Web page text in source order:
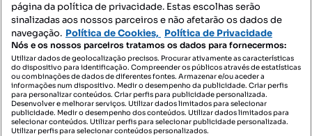
SIGA-NOS:
DESCARREGAR NA:
página da política de privacidade. Estas escolhas serão
sinalizadas aos nossos parceiros e não afetarão os dados de
navegação. Política de Cookies, Política de Privacidade
Nós e os nossos parceiros tratamos os dados para fornecermos:
Utilizar dados de geolocalização precisos. Procurar ativamente as características
do dispositivo para identificação. Compreender os públicos através de estatísticas
ou combinações de dados de diferentes fontes. Armazenar e/ou aceder a
informações num dispositivo. Medir o desempenho da publicidade. Criar perfis
para personalizar conteúdos. Criar perfis para publicidade personalizada.
Desenvolver e melhorar serviços. Utilizar dados limitados para selecionar
publicidade. Medir o desempenho dos conteúdos. Utilizar dados limitados para
selecionar conteúdos. Utilizar perfis para selecionar publicidade personalizada.
Utilizar perfis para selecionar conteúdos personalizados.